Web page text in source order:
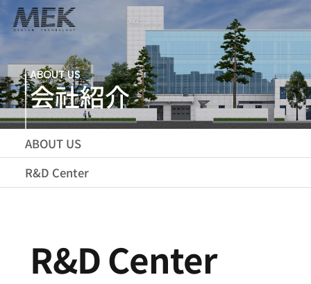
ABOUT US
会社紹介
ABOUT US
R&D Center
R&D Center